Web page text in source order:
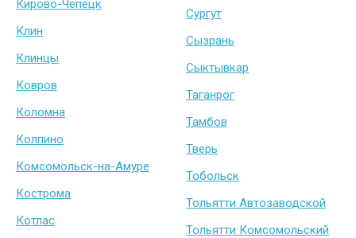
Кирово-Чепецк
Клин
Клинцы
Ковров
Коломна
Колпино
Комсомольск-на-Амуре
Кострома
Котлас
Сургут
Сызрань
Сыктывкар
Таганрог
Тамбов
Тверь
Тобольск
Тольятти Автозаводской
Тольятти Комсомольский